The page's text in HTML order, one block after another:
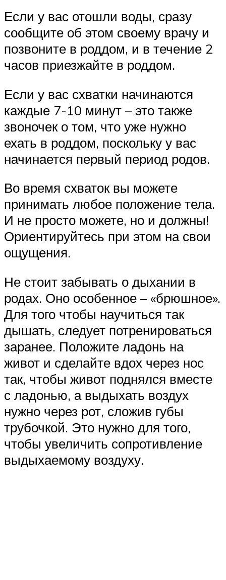
Если у вас отошли воды, сразу
сообщите об этом своему врачу и
позвоните в роддом, и в течение 2
часов приезжайте в роддом.
Если у вас схватки начинаются
каждые 7-10 минут – это также
звоночек о том, что уже нужно
ехать в роддом, поскольку у вас
начинается первый период родов.
Во время схваток вы можете
принимать любое положение тела.
И не просто можете, но и должны!
Ориентируйтесь при этом на свои
ощущения.
Не стоит забывать о дыхании в
родах. Оно особенное – «брюшное».
Для того чтобы научиться так
дышать, следует потренироваться
заранее. Положите ладонь на
живот и сделайте вдох через нос
так, чтобы живот поднялся вместе
с ладонью, а выдыхать воздух
нужно через рот, сложив губы
трубочкой. Это нужно для того,
чтобы увеличить сопротивление
выдыхаемому воздуху.